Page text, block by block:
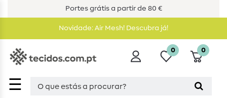
Portes grátis a partir de 80 €
Novidade: Air Mesh! Descubra já!
☰
0 0